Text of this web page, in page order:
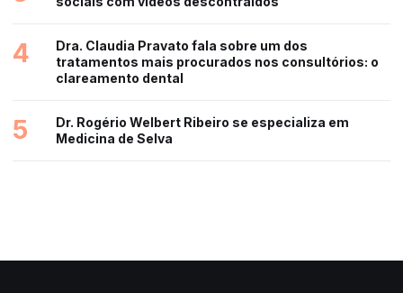
4
Dra. Claudia Pravato fala sobre um dos
tratamentos mais procurados nos consultórios: o
clareamento dental
5
Dr. Rogério Welbert Ribeiro se especializa em
Medicina de Selva